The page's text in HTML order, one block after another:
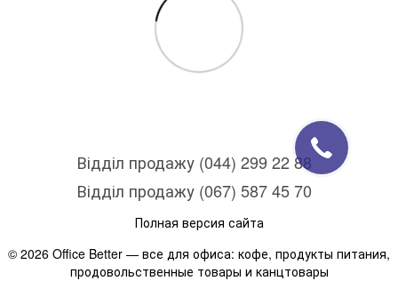
Відділ продажу (044) 299 22 88
Відділ продажу (067) 587 45 70
Полная версия сайта
© 2026 Office Better — все для офиса: кофе, продукты питания,
продовольственные товары и канцтовары